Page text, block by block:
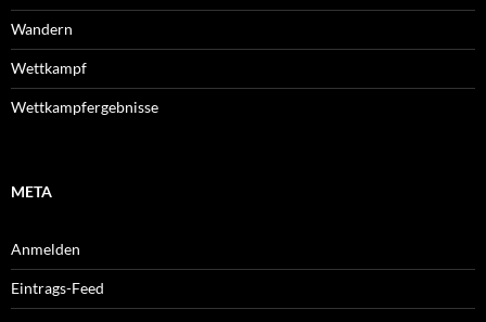
Wandern
Wettkampf
Wettkampfergebnisse
META
Anmelden
Eintrags-Feed